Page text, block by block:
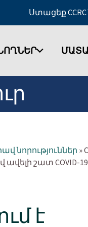
Ստացեք CCRC
նորություններ »
շատ COVID-
է